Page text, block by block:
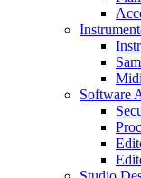
Software